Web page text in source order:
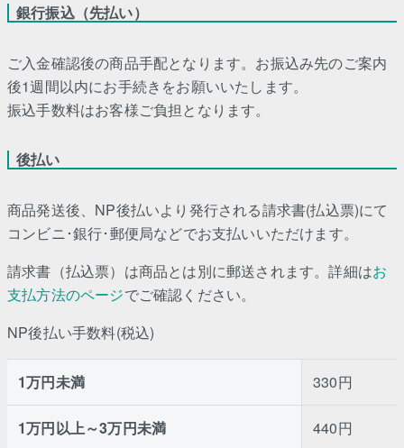
銀行振込（先払い）
ご入金確認後の商品手配となります。お振込み先のご案内
後1週間以内にお手続きをお願いいたします。
振込手数料はお客様ご負担となります。
後払い
商品発送後、NP後払いより発行される請求書(払込票)にて
コンビニ･銀行･郵便局などでお支払いいただけます。
請求書（払込票）は商品とは別に郵送されます。詳細はお
支払方法のページでご確認ください。
NP後払い手数料(税込)
1万円未満 330円
1万円以上～3万円未満 440円